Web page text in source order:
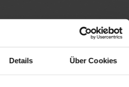
Details Über Cookies